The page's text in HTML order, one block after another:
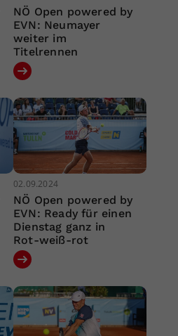
NÖ Open powered by
EVN: Neumayer
weiter im
Titelrennen
02.09.2024
NÖ Open powered by
EVN: Ready für einen
Dienstag ganz in
Rot-weiß-rot